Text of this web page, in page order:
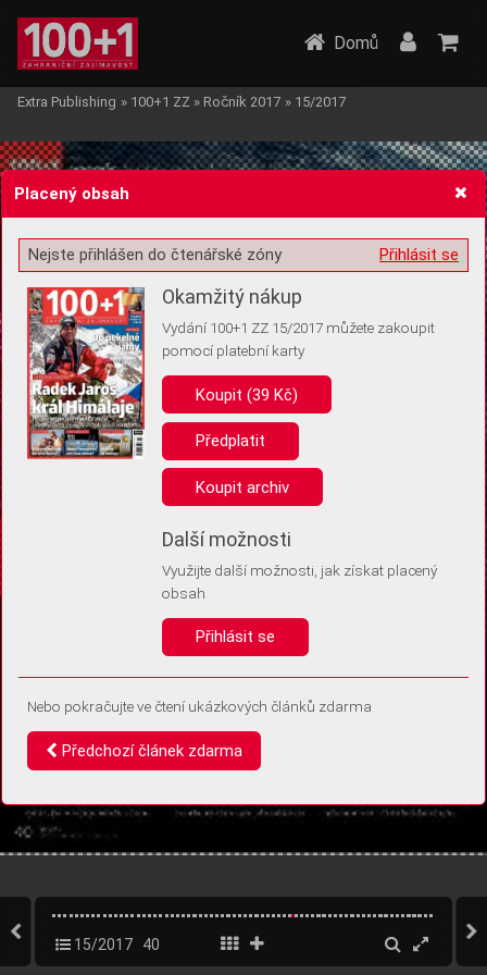
Žádost o souhlas s ukládáním volitelných informací
Pro základní fungování webu nepotřebujeme ukládat žádné informace
(tzv. cookies apod.). Rádi bychom vás ale požádali o souhlas s
uložením volitelných informací:
Anonymní unikátní ID
Díky němu příště poznáme, že se jedná o stejné zařízení, a
Identifikátor je zcela anonymní.
Vaše souhlasy a odmítnutí si ukládáme do vašeho zařízení, abychom se
vás už příště znovu neptali. Můžete je kdykoli později upravit ve Správě
Domů
Extra Publishing » 100+1 ZZ » Ročník 2017 » 15/2017
15/2017 40
Placený obsah
Přihlásit se
Nejste přihlášen do čtenářské zóny
Okamžitý nákup
Vydání 100+1 ZZ 15/2017 můžete zakoupit
pomocí platební karty
Koupit (39 Kč)
Předplatit
Koupit archiv
Další možnosti
Využijte další možnosti, jak získat placený
obsah
Přihlásit se
Nebo pokračujte ve čtení ukázkových článků zdarma
Předchozí článek zdarma